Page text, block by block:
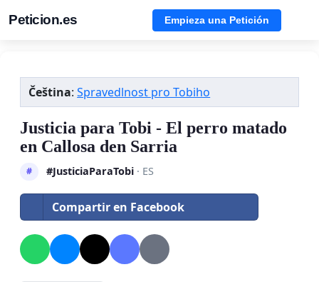
Peticion.es Empieza una Petición
Čeština:Spravedlnost pro Tobiho
Justicia para Tobi - El perro matado
en Callosa den Sarria
# #JusticiaParaTobi· ES
Compartir en Facebook